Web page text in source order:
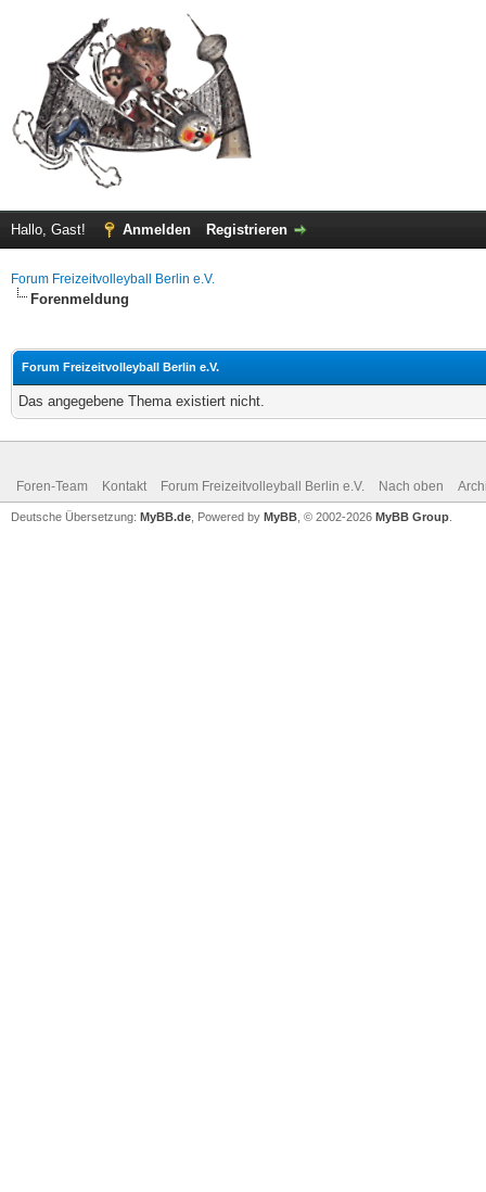
Hallo, Gast! Anmelden Registrieren
Forum Freizeitvolleyball Berlin e.V.
Forenmeldung
Forum Freizeitvolleyball Berlin e.V.
Das angegebene Thema existiert nicht.
Foren-Team Kontakt Forum Freizeitvolleyball Berlin e.V. Nach oben
Deutsche Übersetzung: MyBB.de , Powered by MyBB , © 2002-2026 MyBB Group